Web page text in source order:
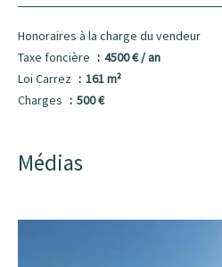
Honoraires à la charge du vendeur
Taxe foncière
4500 € / an
Loi Carrez
161 m²
Charges
500 €
Médias